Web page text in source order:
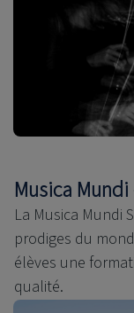
Musica
La Musica Mundi
prodiges du
élèves une
qualité.